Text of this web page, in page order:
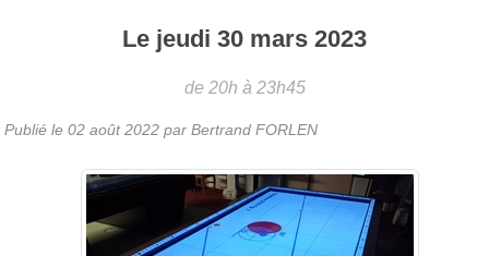
Le jeudi 30 mars 2023
de 20h à 23h45
Publié le 02 août 2022 par Bertrand FORLEN